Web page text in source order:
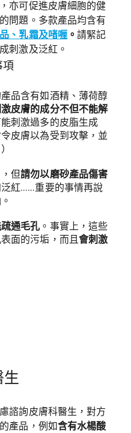
亦可促進皮膚細胞的健
問題。多款產品均含有
、乳霜及啫喱。請緊記
刺激及泛紅。
項
品含有如酒精、薄荷醇
皮膚的成分不但不能解
刺激過多的皮脂生成
令皮膚以為受到攻擊，並
但請勿以磨砂產品傷害
泛紅……重要的事情再說
通毛孔。事實上，這些
面的污垢，而且會刺激
生
諮詢皮膚科醫生，對方
的產品，例如含有水楊酸